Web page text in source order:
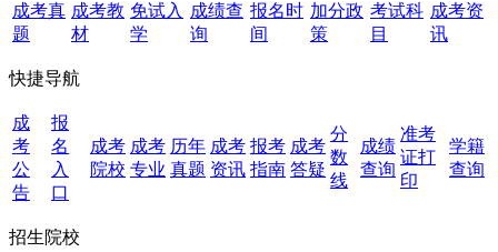
成考真
题
成考教
材
免试入
学
成绩查
询
报名时
间
加分政
策
考试科
目
成考资
讯
快捷导航
成
考
公
告
报
名
入
口
成考
院校
成考
专业
历年
真题
成考
资讯
报考
指南
成考
答疑
分
数
线
成绩
查询
准考
证打
印
学籍
查询
招生院校